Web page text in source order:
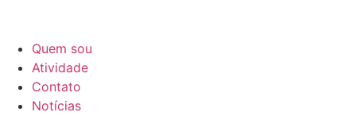
Quem sou
Atividade
Contato
Notícias